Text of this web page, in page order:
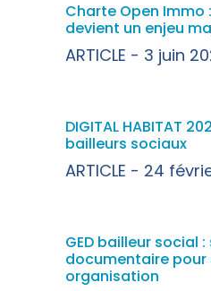
Charte Open
devient un enjeu
ARTICLE 3 juin
DIGITAL HABITAT
bailleurs sociaux
ARTICLE 24
GED bailleur social
documentaire
organisation